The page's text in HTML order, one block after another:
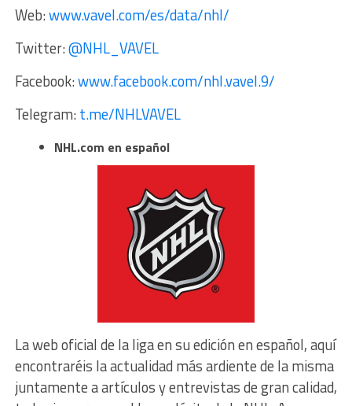
Web:www.vavel.com/es/data/nhl/
Twitter:@NHL_VAVEL
Facebook:www.facebook.com/nhl.vavel.9/
Telegram:t.me/NHLVAVEL
NHL.com en español
La web oficial de la liga en su edición en español, aquí
encontraréis la actualidad más ardiente de la misma
juntamente a artículos y entrevistas de gran calidad,